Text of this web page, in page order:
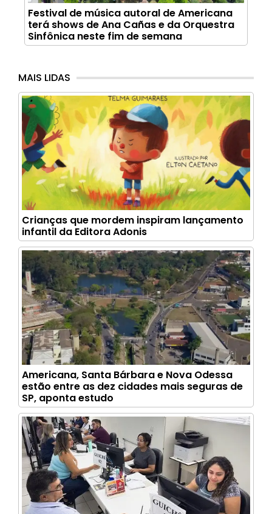
Festival de música autoral de Americana
terá shows de Ana Cañas e da Orquestra
Sinfônica neste fim de semana
MAIS LIDAS
Crianças que mordem inspiram lançamento
infantil da Editora Adonis
Americana, Santa Bárbara e Nova Odessa
estão entre as dez cidades mais seguras de
SP, aponta estudo